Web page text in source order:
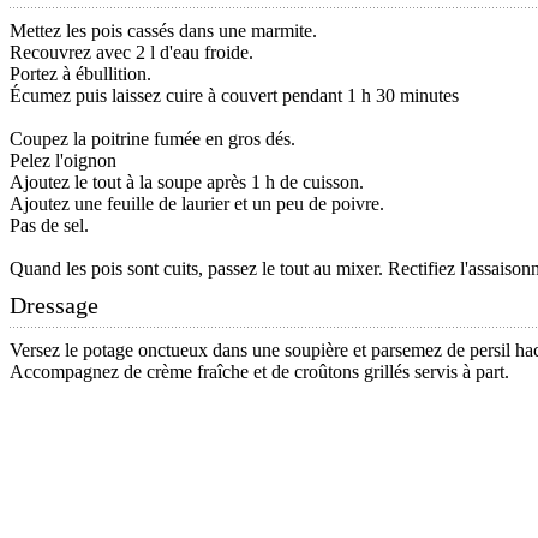
Mettez les pois cassés dans une marmite.
Recouvrez avec 2 l d'eau froide.
Portez à ébullition.
Écumez puis laissez cuire à couvert pendant 1 h 30 minutes
Coupez la poitrine fumée en gros dés.
Pelez l'oignon
Ajoutez le tout à la soupe après 1 h de cuisson.
Ajoutez une feuille de laurier et un peu de poivre.
Pas de sel.
Quand les pois sont cuits, passez le tout au mixer. Rectifiez
Dressage
Versez le potage onctueux dans une soupière et parsemez de persil
Accompagnez de crème fraîche et de croûtons grillés servis à part.